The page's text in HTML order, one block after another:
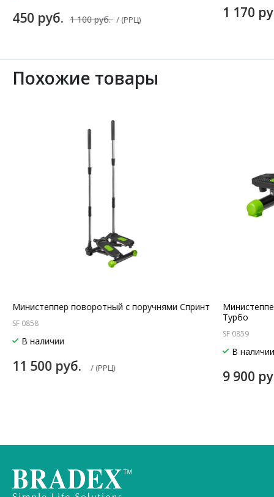
450 руб. 1 100 руб. / (РРЦ) 1 170
Похожие товары
Министеппер поворотный с поручнями Спринт
SF 0858
В наличии
11 500 руб. / (РРЦ)
Турбо
SF 0859
В
9 900